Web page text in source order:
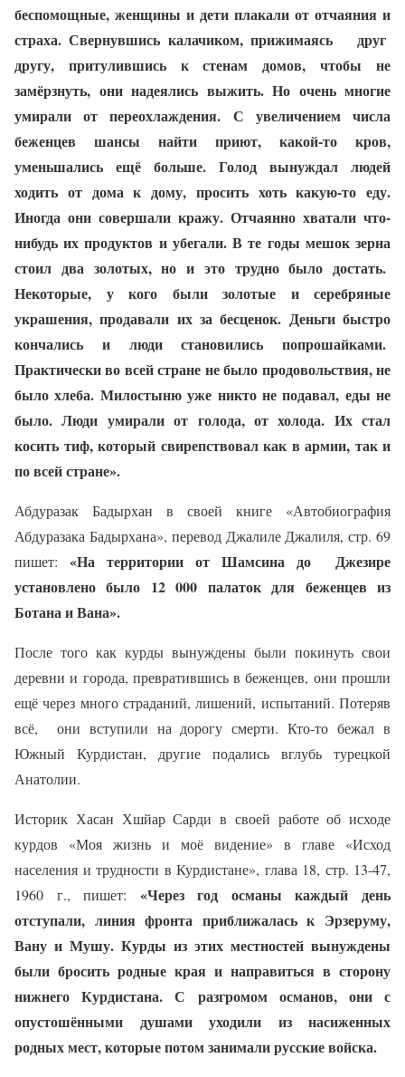
беспомощные, женщины и дети плакали от отчаяния и
страха. Свернувшись калачиком, прижимаясь
друг
другу, притулившись к стенам домов, чтобы не
замёрзнуть, они надеялись выжить. Но очень многие
умирали от переохлаждения. С увеличением числа
беженцев шансы найти приют, какой-то кров,
уменьшались ещё больше. Голод вынуждал людей
ходить от дома к дому, просить хоть какую-то еду.
Иногда они совершали кражу. Отчаянно хватали что-
нибудь их продуктов и убегали. В те годы мешок зерна
стоил два золотых, но и это трудно было достать.
Некоторые, у кого были золотые и серебряные
украшения, продавали их за бесценок. Деньги быстро
кончались и люди становились попрошайками.
Практически во всей стране не было продовольствия, не
было хлеба. Милостыню уже никто не подавал, еды не
было. Люди умирали от голода, от холода. Их стал
косить тиф, который свирепствовал как в армии, так и
по всей стране».
Абдуразак Бадырхан в своей книге «Автобиография
Абдуразака Бадырхана», перевод Джалиле Джалиля, стр. 69
пишет: «На территории от Шамсина до
Джезире
установлено было 12 000 палаток для беженцев из
Ботана и Вана».
После того как курды вынуждены были покинуть свои
деревни и города, превратившись в беженцев, они прошли
ещё через много страданий, лишений, испытаний. Потеряв
всё,
они вступили на дорогу смерти. Кто-то бежал в
Южный Курдистан, другие подались вглубь турецкой
Анатолии.
Историк Хасан Хшйар Сарди в своей работе об исходе
курдов «Моя жизнь и моё видение» в главе «Исход
населения и трудности в Курдистане», глава 18, стр. 13-47,
1960 г., пишет: «Через год османы каждый день
отступали, линия фронта приближалась к Эрзеруму,
Вану и Мушу. Курды из этих местностей вынуждены
были бросить родные края и направиться в сторону
нижнего Курдистана. С разгромом османов, они с
опустошёнными душами уходили из насиженных
родных мест, которые потом занимали русские войска.